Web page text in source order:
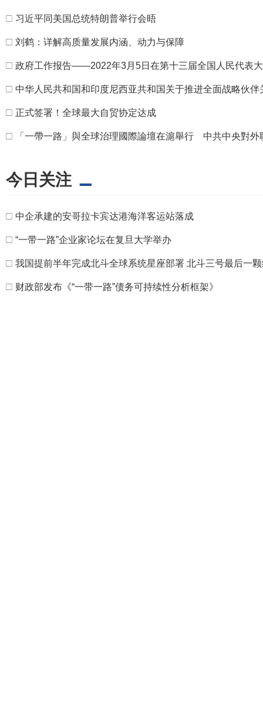
□ 习近平同美国总统特朗普举行会晤
□ 刘鹤：详解高质量发展内涵、动力与保障
□ 政府工作报告——2022年3月5日在第十三届全国人民代表
□ 中华人民共和国和印度尼西亚共和国关于推进全面战略伙
□ 正式签署！全球最大自贸协定达成
□ 「一帶一路」與全球治理國際論壇在滬舉行 中共中央對
今日关注
□ 中企承建的安哥拉卡宾达港海洋客运站落成
□ “一带一路”企业家论坛在复旦大学举办
□ 我国提前半年完成北斗全球系统星座部署 北斗三号最后一颗
□ 财政部发布《“一带一路”债务可持续性分析框架》